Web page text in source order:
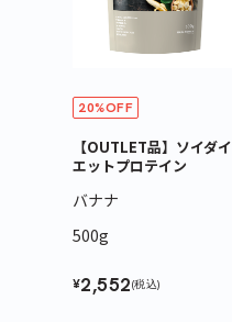
20%OFF
【OUTLET品】ソイダイ
エットプロテイン
バナナ
500g
¥2,552(税込)